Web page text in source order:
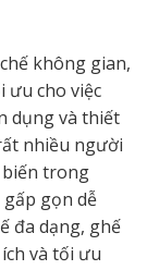
không gian,
ưu cho việc
dụng và thiết
nhiều người
trong
gọn dễ
đa dạng, ghế
và tối ưu